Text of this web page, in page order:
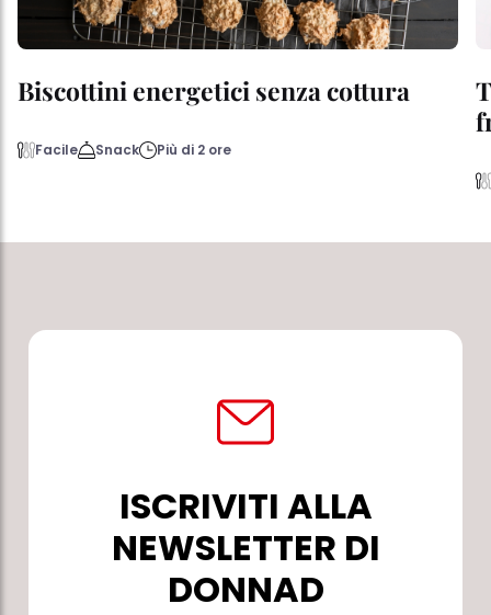
Biscottini energetici senza cottura
Facile Snack Più di 2 ore
ISCRIVITI ALLA
NEWSLETTER DI
DONNAD